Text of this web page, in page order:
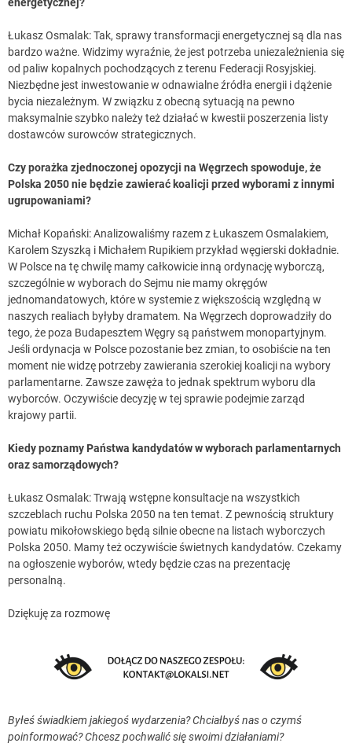
Łukasz Osmalak: Tak, sprawy transformacji energetycznej są dla nas
bardzo ważne. Widzimy wyraźnie, że jest potrzeba uniezależnienia się
od paliw kopalnych pochodzących z terenu Federacji Rosyjskiej.
Niezbędne jest inwestowanie w odnawialne źródła energii i dążenie
bycia niezależnym. W związku z obecną sytuacją na pewno
maksymalnie szybko należy też działać w kwestii poszerzenia listy
dostawców surowców strategicznych.
Czy porażka zjednoczonej opozycji na Węgrzech spowoduje, że
Polska 2050 nie będzie zawierać koalicji przed wyborami z innymi
ugrupowaniami?
Michał Kopański: Analizowaliśmy razem z Łukaszem Osmalakiem,
Karolem Szyszką i Michałem Rupikiem przykład węgierski dokładnie.
W Polsce na tę chwilę mamy całkowicie inną ordynację wyborczą,
szczególnie w wyborach do Sejmu nie mamy okręgów
jednomandatowych, które w systemie z większością względną w
naszych realiach byłyby dramatem. Na Węgrzech doprowadziły do
tego, że poza Budapesztem Węgry są państwem monopartyjnym.
Jeśli ordynacja w Polsce pozostanie bez zmian, to osobiście na ten
moment nie widzę potrzeby zawierania szerokiej koalicji na wybory
parlamentarne. Zawsze zawęża to jednak spektrum wyboru dla
wyborców. Oczywiście decyzję w tej sprawie podejmie zarząd
krajowy partii.
Kiedy poznamy Państwa kandydatów w wyborach parlamentarnych
oraz samorządowych?
Łukasz Osmalak: Trwają wstępne konsultacje na wszystkich
szczeblach ruchu Polska 2050 na ten temat. Z pewnością struktury
powiatu mikołowskiego będą silnie obecne na listach wyborczych
Polska 2050. Mamy też oczywiście świetnych kandydatów. Czekamy
na ogłoszenie wyborów, wtedy będzie czas na prezentację
personalną.
Dziękuję za rozmowę
Byłeś świadkiem jakiegoś wydarzenia? Chciałbyś nas o czymś
poinformować? Chcesz pochwalić się swoimi działaniami?